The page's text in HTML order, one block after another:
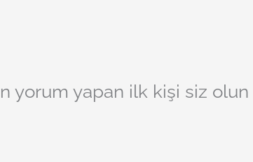
yorum yapan ilk kişi siz olun